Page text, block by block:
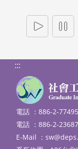
:::
電話 ：886-2-
電話 ：886-2-
E-Mail ：